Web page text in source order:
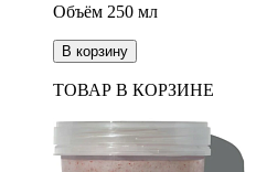
Объём 250 мл
В корзину
ТОВАР В КОРЗИНЕ